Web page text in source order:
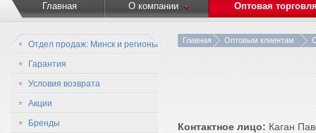
Главная О компании Оптовая
Отдел продаж: Минск и регионы
Гарантия
Условия возврата
Акции
Бренды
Главная Оптовым клиентам
Контактное лицо:Каган